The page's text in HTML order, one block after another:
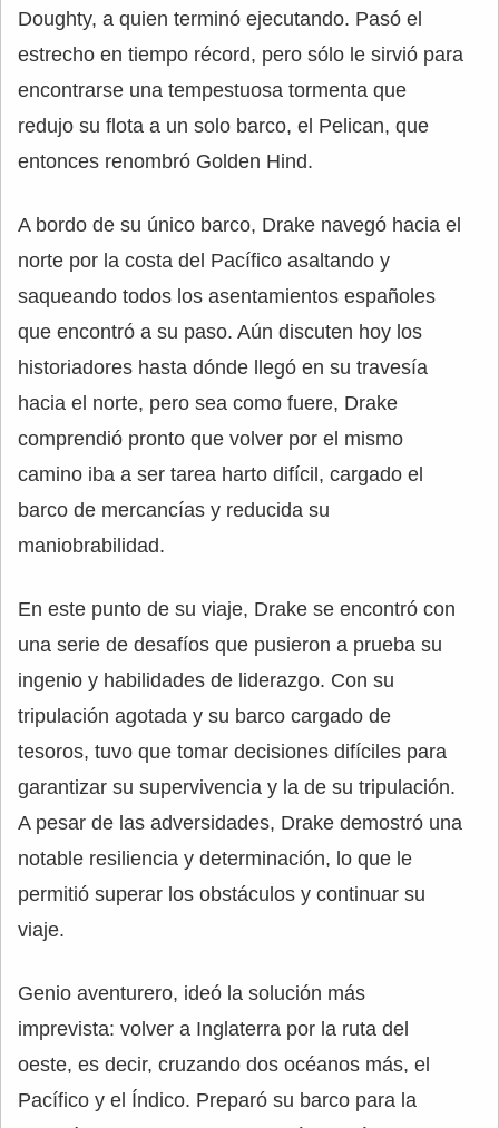
Doughty, a quien terminó ejecutando. Pasó el
estrecho en tiempo récord, pero sólo le sirvió para
encontrarse una tempestuosa tormenta que
redujo su flota a un solo barco, el Pelican, que
entonces renombró Golden Hind.
A bordo de su único barco, Drake navegó hacia el
norte por la costa del Pacífico asaltando y
saqueando todos los asentamientos españoles
que encontró a su paso. Aún discuten hoy los
historiadores hasta dónde llegó en su travesía
hacia el norte, pero sea como fuere, Drake
comprendió pronto que volver por el mismo
camino iba a ser tarea harto difícil, cargado el
barco de mercancías y reducida su
maniobrabilidad.
En este punto de su viaje, Drake se encontró con
una serie de desafíos que pusieron a prueba su
ingenio y habilidades de liderazgo. Con su
tripulación agotada y su barco cargado de
tesoros, tuvo que tomar decisiones difíciles para
garantizar su supervivencia y la de su tripulación.
A pesar de las adversidades, Drake demostró una
notable resiliencia y determinación, lo que le
permitió superar los obstáculos y continuar su
viaje.
Genio aventurero, ideó la solución más
imprevista: volver a Inglaterra por la ruta del
oeste, es decir, cruzando dos océanos más, el
Pacífico y el Índico. Preparó su barco para la